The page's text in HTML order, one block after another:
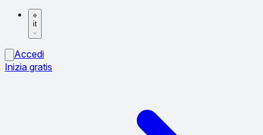
it
Accedi
Inizia gratis